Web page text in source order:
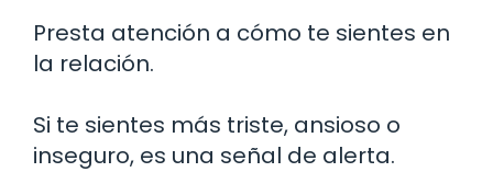
Presta atención a cómo te sientes en
la relación.
Si te sientes más triste, ansioso o
inseguro, es una señal de alerta.